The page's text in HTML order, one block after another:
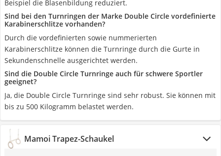
Beispiel die Blasenbildung reduziert.
Sind bei den Turnringen der Marke Double Circle vordefinierte
Karabinerschlitze vorhanden?
Durch die vordefinierten sowie nummerierten
Karabinerschlitze können die Turnringe durch die Gurte in
Sekundenschnelle ausgerichtet werden.
Sind die Double Circle Turnringe auch für schwere Sportler
geeignet?
Ja, die Double Circle Turnringe sind sehr robust. Sie können mit
bis zu 500 Kilogramm belastet werden.
Mamoi Trapez-Schaukel